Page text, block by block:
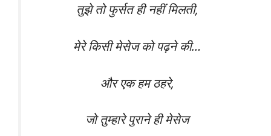
तुझे तो फुर्सत ही नहीं मिलती,
मेरे किसी मेसेज को पढ़ने की…
और एक हम ठहरे,
जो तुम्हारे पुराने ही मेसेज